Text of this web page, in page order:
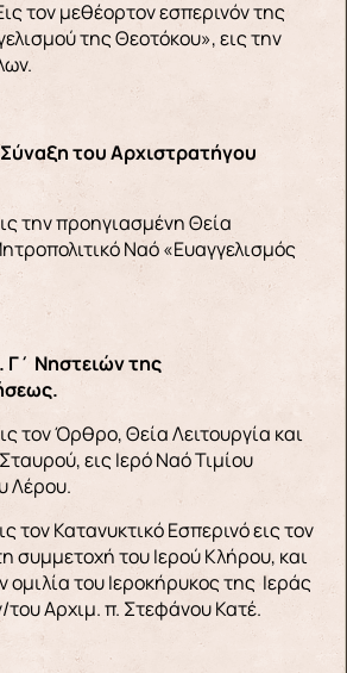
τον μεθέορτον εσπερινόν της
της Θεοτόκου», εις την
του Αρχιστρατήγου
την προηγιασμένη Θεία
Ναό «Ευαγγελισμός
Γ΄ Νηστειών της
τον Όρθρο, Θεία Λειτουργία και
εις Ιερό Ναό Τιμίου
Λέρου.
τον Κατανυκτικό Εσπερινό εις τον
συμμετοχή του Ιερού Κλήρου, και
ομιλία του Ιεροκήρυκος της Ιεράς
Αρχιμ. π. Στεφάνου Κατέ.